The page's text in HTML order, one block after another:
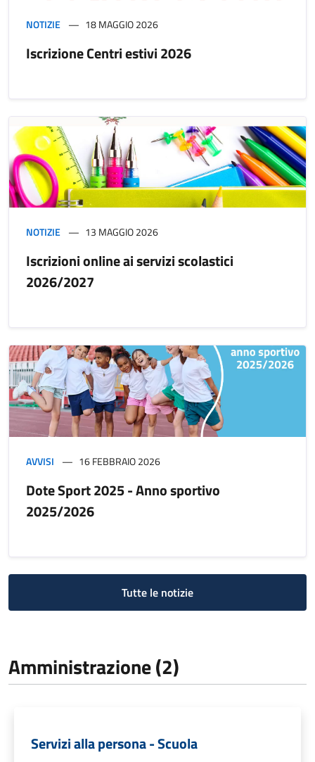
NOTIZIE 18 MAGGIO 2026
Iscrizione Centri estivi 2026
NOTIZIE 13 MAGGIO 2026
Iscrizioni online ai servizi scolastici
2026/2027
AVVISI 16 FEBBRAIO 2026
Dote Sport 2025 - Anno sportivo
2025/2026
Tutte le notizie
Amministrazione (2)
Servizi alla persona - Scuola